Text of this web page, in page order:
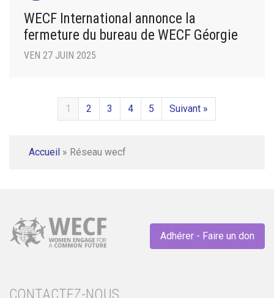
WECF International annonce la
fermeture du bureau de WECF Géorgie
VEN 27 JUIN 2025
1 2 3 4 5 Suivant »
Accueil » Réseau wecf
Adhérer - Faire un don
CONTACTEZ-NOUS